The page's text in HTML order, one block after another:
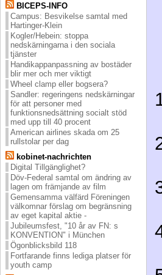
BICEPS-INFO
Campus: Besvikelse samtal med
Hartinger-Klein
Kogler/Hebein: stoppa
nedskärningarna i den sociala
tjänster
Handikappanpassning av bostäder
blir mer och mer viktigt
Wheel clamp eller bogsera?
Sandler: regeringens nedskärningar
för att personer med
funktionsnedsättning socialt stöd
med upp till 40 procent
American airlines skada om 25
rullstolar per dag
kobinet-nachrichten
Digital Tillgänglighet?
Döv-Federal samtal om ändring av
lagen om främjande av film
Gemensamma välfärd Föreningen
välkomnar förslag om begränsning
av eget kapital aktie -
Jubileumsfest, "10 år av FN: s
KONVENTION" i München
Ögonblicksbild 118
Fortfarande finns lediga platser för
youth camp